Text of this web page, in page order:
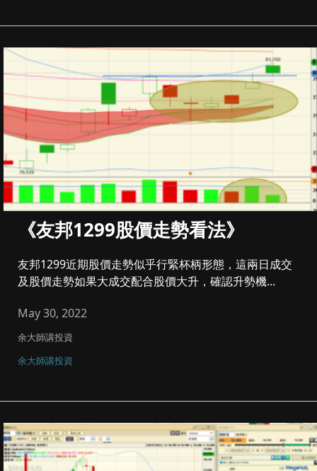
《友邦1299股價走勢看法》
友邦1299近期股價走勢似乎行緊杯柄形態，這兩日成交
及股價走勢如果大成交配合股價大升，確認升勢機...
May 30, 2022
余大師講投資
余大師講投資